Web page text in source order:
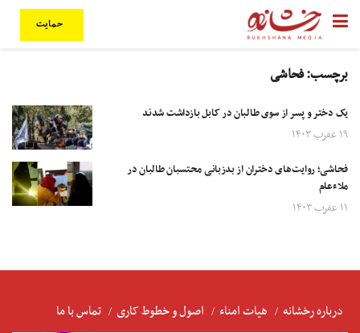
حمایت
برچسب:فحاشی
یک دختر و پسر از سوی طالبان در کابل بازداشت شدند
۱۹ عقرب ۱۴۰۳
فحاشی؛ روایت‌های دختران از بدزبانی محتسبان طالبان در
ملاءعام
۱۱ عقرب ۱۴۰۳
درباره رخشانه هیات امناء اصول و خطوط کاری تماس با ما